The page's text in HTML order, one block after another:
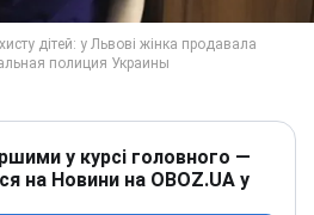
у курсі головного —
на Новини на OBOZ.UA у